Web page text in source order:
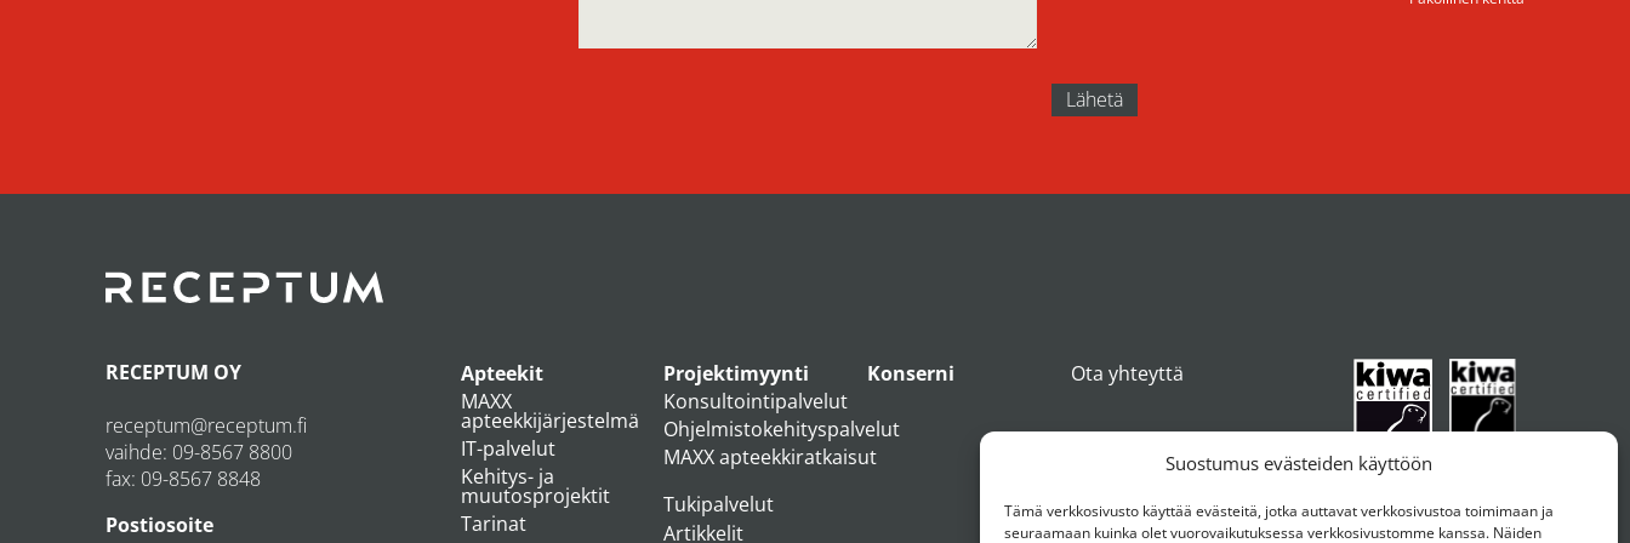
Suostumus evästeiden käyttöön
Tämä verkkosivusto käyttää evästeitä, jotka auttavat verkkosivustoa toimimaan ja
seuraamaan kuinka olet vuorovaikutuksessa verkkosivustomme kanssa. Näiden
RECEPTUM OY
receptum@receptum.fi
vaihde: 09-8567 8800
fax: 09-8567 8848
Postiosoite
Apteekit
MAXX
apteekkijärjestelmä
IT-palvelut
Kehitys- ja
muutosprojektit
Tarinat
Projektimyynti
Konsultointipalvelut
Ohjelmistokehityspalvelut
MAXX apteekkiratkaisut
Tukipalvelut
Artikkelit
Konserni Ota yhteyttä